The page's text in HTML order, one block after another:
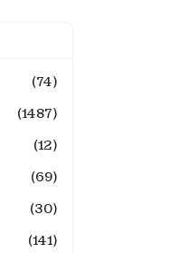
(74)
(1487)
(12)
(69)
(30)
(141)